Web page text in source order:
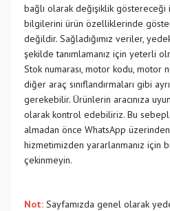
bağlı olarak değişiklik göstereceği
bilgilerini ürün özelliklerinde
değildir. Sağladığımız veriler,
şekilde tanımlamanız için yeterli
Stok numarası, motor kodu, motor
diğer araç sınıflandırmaları gibi
gerekebilir. Ürünlerin aracınıza
olarak kontrol edebiliriz. Bu
almadan önce WhatsApp
hizmetimizden yararlanmanız için
çekinmeyin.
Not: Sayfamızda genel olarak